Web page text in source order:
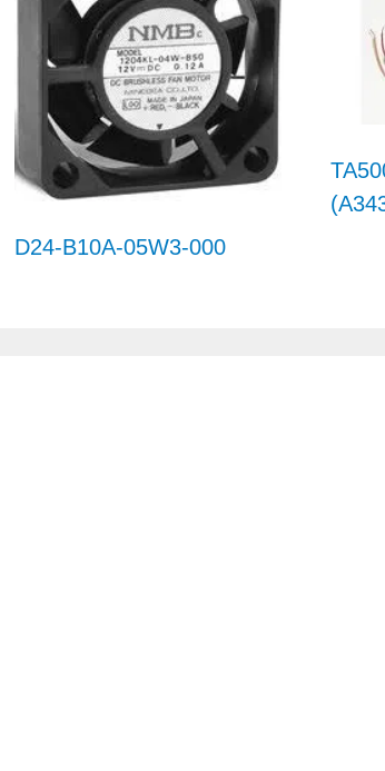
D24-B10A-05W3-000